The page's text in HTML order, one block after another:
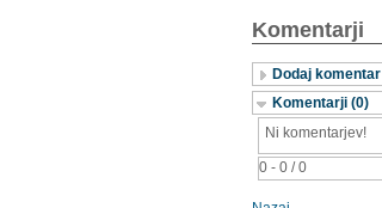
Komentarji
Dodaj komentar
Komentarji (0)
0 - 0 / 0
Ni komentarjev!